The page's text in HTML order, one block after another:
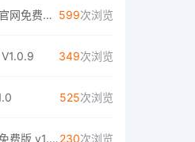
托卡发型师游戏免广告官网免费版 v1.0 599次浏览
349次浏览
525次浏览
火柴人智慧大挑战官网免费版 v1.0.0 230次浏览